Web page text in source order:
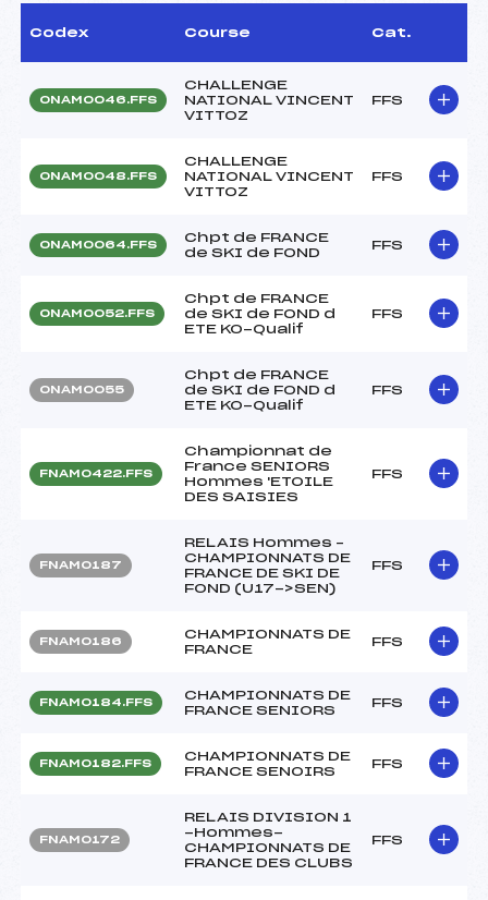
Codex Course Cat.
ONAM0046.FFS
CHALLENGE
NATIONAL VINCENT
VITTOZ
FFS
ONAM0048.FFS
CHALLENGE
NATIONAL VINCENT
VITTOZ
FFS
ONAM0064.FFS
Chpt de FRANCE
de SKI de FOND
FFS
ONAM0052.FFS
Chpt de FRANCE
de SKI de FOND d
ETE KO-Qualif
FFS
ONAM0055
Chpt de FRANCE
de SKI de FOND d
ETE KO-Qualif
FFS
FNAM0422.FFS
Championnat de
France SENIORS
Hommes 'ETOILE
DES SAISIES
FFS
FNAM0187
RELAIS Hommes –
CHAMPIONNATS DE
FRANCE DE SKI DE
FOND (U17->SEN)
FFS
FNAM0186
CHAMPIONNATS DE
FRANCE
FFS
FNAM0184.FFS
CHAMPIONNATS DE
FRANCE SENIORS
FFS
FNAM0182.FFS
CHAMPIONNATS DE
FRANCE SENOIRS
FFS
FNAM0172
RELAIS DIVISION 1
-Hommes-
CHAMPIONNATS DE
FRANCE DES CLUBS
FFS